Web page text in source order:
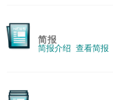
简报
简报介绍 查看简报